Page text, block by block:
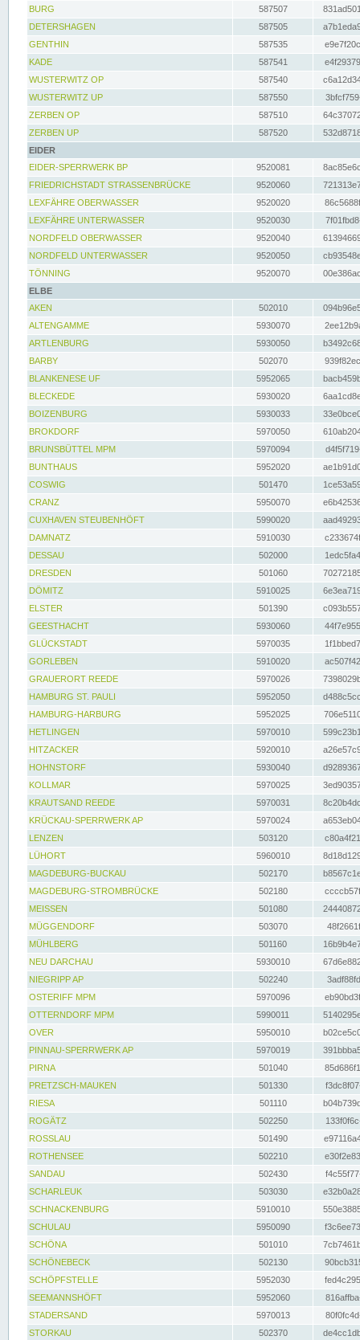
BURG
587507
DETERSHAGEN
587505
GENTHIN
587535
KADE
587541
WUSTERWITZ OP
587540
WUSTERWITZ UP
587550
ZERBEN OP
587510
ZERBEN UP
587520
EIDER
EIDER-SPERRWERK BP
9520081
FRIEDRICHSTADT STRASSENBRÜCKE
9520060
LEXFÄHRE OBERWASSER
9520020
LEXFÄHRE UNTERWASSER
9520030
NORDFELD OBERWASSER
9520040
NORDFELD UNTERWASSER
9520050
TÖNNING
9520070
ELBE
AKEN
502010
ALTENGAMME
5930070
ARTLENBURG
5930050
BARBY
502070
BLANKENESE UF
5952065
BLECKEDE
5930020
BOIZENBURG
5930033
BROKDORF
5970050
BRUNSBÜTTEL MPM
5970094
BUNTHAUS
5952020
COSWIG
501470
CRANZ
5950070
CUXHAVEN STEUBENHÖFT
5990020
DAMNATZ
5910030
DESSAU
502000
DRESDEN
501060
DÖMITZ
5910025
ELSTER
501390
GEESTHACHT
5930060
GLÜCKSTADT
5970035
GORLEBEN
5910020
GRAUERORT REEDE
5970026
HAMBURG ST. PAULI
5952050
HAMBURG-HARBURG
5952025
HETLINGEN
5970010
HITZACKER
5920010
HOHNSTORF
5930040
KOLLMAR
5970025
KRAUTSAND REEDE
5970031
KRÜCKAU-SPERRWERK AP
5970024
LENZEN
503120
LÜHORT
5960010
MAGDEBURG-BUCKAU
502170
MAGDEBURG-STROMBRÜCKE
502180
MEISSEN
501080
MÜGGENDORF
503070
MÜHLBERG
501160
NEU DARCHAU
5930010
NIEGRIPP AP
502240
OSTERIFF MPM
5970096
OTTERNDORF MPM
5990011
OVER
5950010
PINNAU-SPERRWERK AP
5970019
PIRNA
501040
PRETZSCH-MAUKEN
501330
RIESA
501110
ROGÄTZ
502250
ROSSLAU
501490
ROTHENSEE
502210
SANDAU
502430
SCHARLEUK
503030
SCHNACKENBURG
5910010
SCHULAU
5950090
SCHÖNA
501010
SCHÖNEBECK
502130
SCHÖPFSTELLE
5952030
SEEMANNSHÖFT
5952060
STADERSAND
5970013
STORKAU
502370